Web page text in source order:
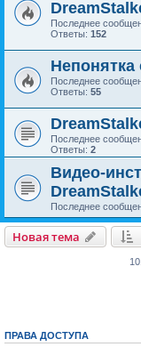
Последнее
Ответы: 152
Последнее
Ответы: 55
Последнее
Ответы: 2
Видео-
Последнее
Новая тема
ПРАВА ДОСТУПА